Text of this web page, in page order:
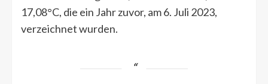
17,08°C, die ein Jahr zuvor, am 6. Juli 2023,
verzeichnet wurden.